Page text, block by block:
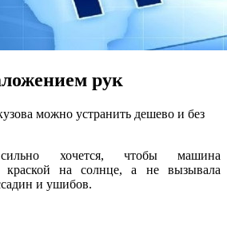
рук
мoжнo устрaнить дешево и без
хочется, чтобы машина
краской на солнце, а не вызывала
и ушибов.